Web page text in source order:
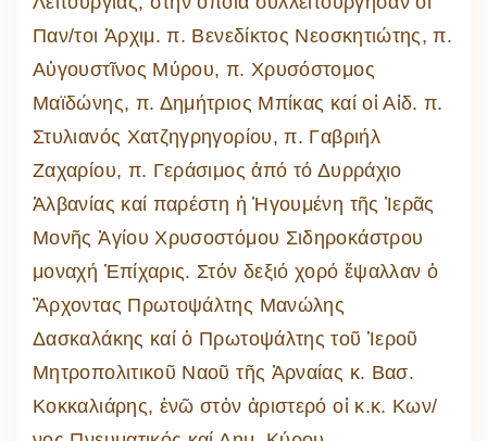
Παν/τοι Ἀρχιμ. π. Βενεδίκτος Νεοσκητιώτης, π.
Αὐγουστῖνος Μύρου, π. Χρυσόστομος
Μαϊδώνης, π. Δημήτριος Μπίκας καί οἱ Αἰδ. π.
Στυλιανός Χατζηγρηγορίου, π. Γαβριήλ
Ζαχαρίου, π. Γεράσιμος ἀπό τό Δυρράχιο
Ἀλβανίας καί παρέστη ἡ Ἡγουμένη τῆς Ἱερᾶς
Μονῆς Ἁγίου Χρυσοστόμου Σιδηροκάστρου
μοναχή Ἐπίχαρις. Στόν δεξιό χορό ἔψαλλαν ὁ
Ἂρχοντας Πρωτοψάλτης Μανώλης
Δασκαλάκης καί ὁ Πρωτοψάλτης τοῦ Ἱεροῦ
Μητροπολιτικοῦ Ναοῦ τῆς Ἀρναίας κ. Βασ.
Κοκκαλιάρης, ἐνῶ στὀν ἀριστερό οἱ κ.κ. Κων/